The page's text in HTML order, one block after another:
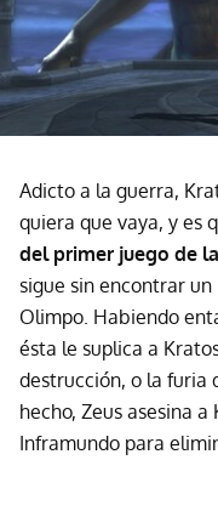
Adicto a la guerra,
quiera que vaya, y es
del primer juego de
sigue sin encontrar
Olimpo. Habiendo
ésta le suplica a
destrucción, o la furia
hecho, Zeus asesina
Inframundo para